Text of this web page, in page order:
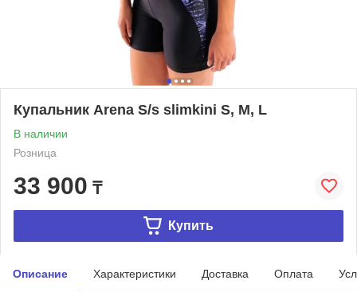
Купальник Arena S/s slimkini S, M, L
В наличии
Розница
33 900 ₸
Купить
Описание Характеристики Доставка Оплата